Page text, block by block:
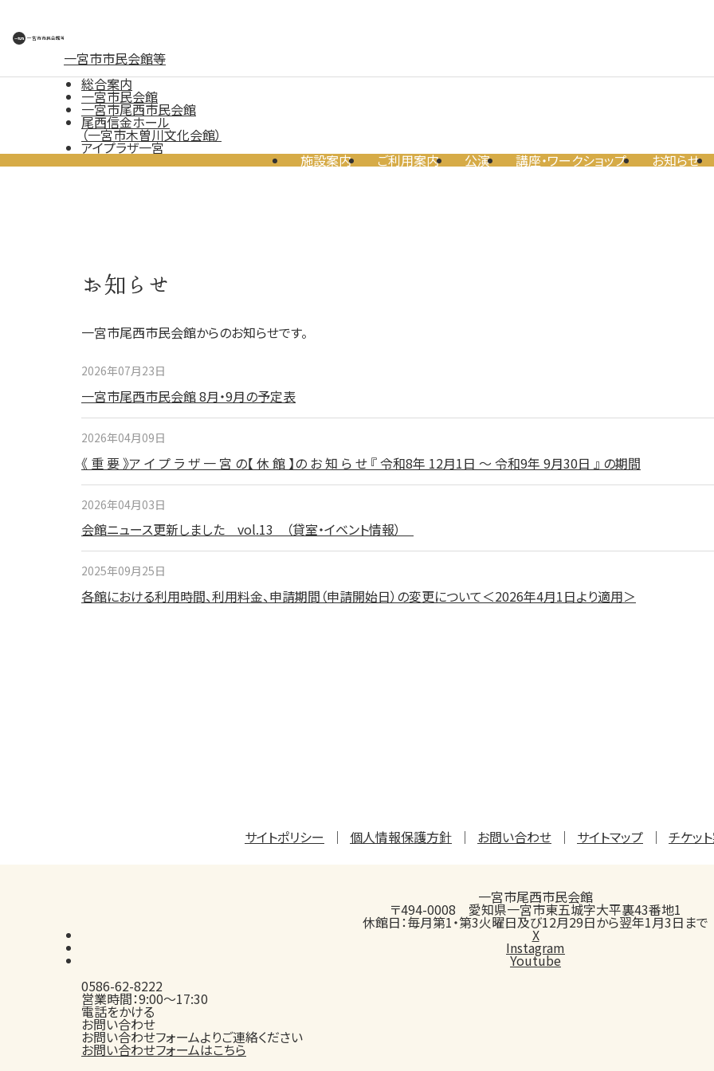
一宮市市民会館等
総合案内
一宮市民会館
一宮市尾西市民会館
尾西信金ホール
（一宮市木曽川文化会館）
アイプラザ一宮
施設案内 ご利用案内 公演 講座・ワークショップ お知らせ
お知らせ
一宮市尾西市民会館からのお知らせです。
一宮市尾西市民会館 8月・9月の予定表
2026年07月23日
《 重 要 》ア イ プ ラ ザ 一 宮 の【 休 館 】の お 知 ら せ 『 令和8年 12月1日 ～ 令和9年 9月30日 』 の期間
2026年04月09日
会館ニュース更新しました vol.13 （貸室・イベント情報）
2026年04月03日
各館における利用時間、利用料金、申請期間（申請開始日）の変更について＜2026年4月1日より適用＞
2025年09月25日
サイトポリシー 個人情報保護方針 お問い合わせ サイトマップ チケッ
一宮市尾西市民会館
〒494-0008 愛知県一宮市東五城字大平裏43番地1
休館日：毎月第1・第3火曜日及び12月29日から翌年1月3日まで
X
Instagram
Youtube
0586-62-8222
営業時間：9:00～17:30
電話をかける
お問い合わせ
お問い合わせフォームよりご連絡ください
お問い合わせフォームはこちら